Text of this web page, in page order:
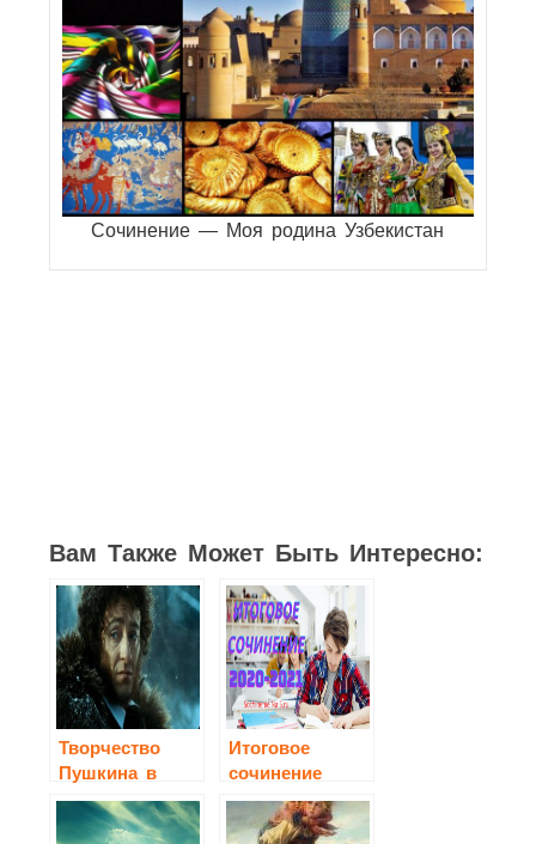
Сочинение — Моя родина Узбекистан
Вам Также Может Быть Интересно:
Творчество
Пушкина в
зеркале кино
Итоговое
сочинение
2020-2021